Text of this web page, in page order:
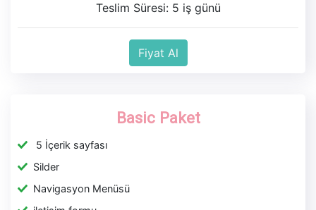
Teslim Süresi: 5 iş günü
Fiyat Al
Basic Paket
5 İçerik sayfası
Silder
Navigasyon Menüsü